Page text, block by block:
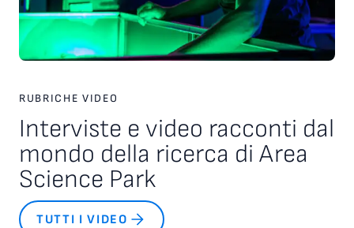
RUBRICHE VIDEO
Interviste e video racconti dal
mondo della ricerca di Area
Science Park
TUTTI I VIDEO